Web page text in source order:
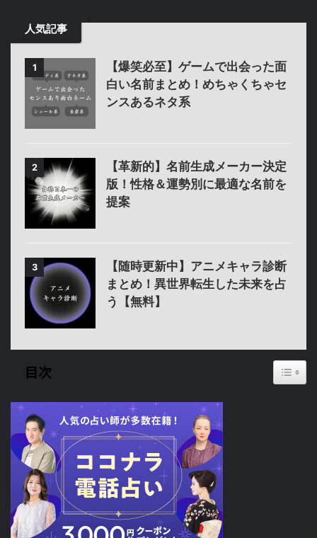
人気記事
1
【爆笑必至】ゲームで出会った面
白い名前まとめ！めちゃくちゃセ
ンスあるネタ系
2
【革新的】名前生成メーカー決定
版！性格＆運勢別に最適な名前を
提案
3
【随時更新中】アニメキャラ診断
まとめ！異世界転生した未来を占
う【無料】
目次